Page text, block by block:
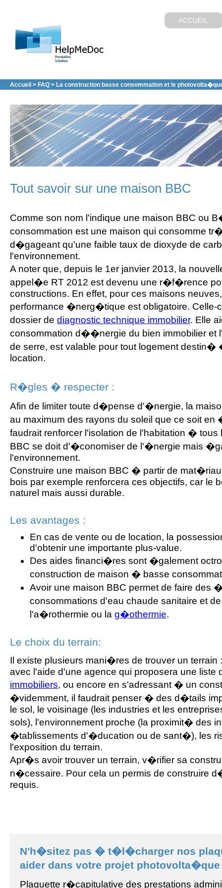
ACCUEIL
Accueil > FAQ > La construction basse consommation et le
Tout savoir sur une maison BBC
Comme son nom l'indique une maison BBC ou
consommation est une maison qui consomme
d�gageant qu'une faible taux de dioxyde de
l'environnement.
A noter que, depuis le 1er janvier 2013, la
appel�e RT 2012 est devenu une r�f�rence
constructions. En effet, pour ces maisons
performance �nerg�tique est obligatoire.
dossier de diagnostic technique immobilier. Elle
consommation d��nergie du bien immobilier
de serre, est valable pour tout logement
location.
R�gles � respecter :
Afin de limiter toute d�pense d'�nergie, la
au maximum des rayons du soleil que ce soit
faudrait renforcer l'isolation de l'habitation � tous
BBC se doit d'�conomiser de l'�nergie mais
l'environnement.
Construire une maison BBC � partir de
bois par exemple renforcera ces objectifs, car le
naturel mais aussi durable.
Les avantages :
En cas de vente ou de location, la
d'obtenir une importante plus-value.
Des aides financi�res sont �galement
construction de maison � basse
Avoir une maison BBC permet de faire des
consommations d'eau chaude sanitaire et
l'a�rothermie ou la g�othermie.
Le choix du terrain:
Il existe plusieurs mani�res de trouver un terrain
avec l'aide d'une agence qui proposera une liste
immobiliers, ou encore en s'adressant � un
�videmment, il faudrait penser � des d�tails
le sol, le voisinage (les industries et les
sols), l'environnement proche (la proximit� des
�tablissements d'�ducation ou de sant�), les
l'exposition du terrain.
Apr�s avoir trouver un terrain, v�rifier sa
n�cessaire. Pour cela un permis de construire
requis.
N'h�sitez pas � t�l�charger nos
aider dans votre projet photovolta�que
Plaquette r�capitulative des prestations